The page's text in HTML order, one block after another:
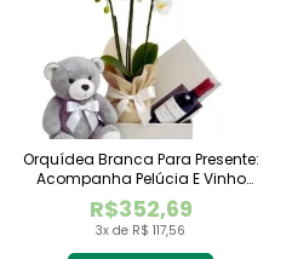
3x de R$ 117,56
R$352,69
Orquídea Branca Para Presente:
Acompanha Pelúcia E Vinho
Tinto Importado